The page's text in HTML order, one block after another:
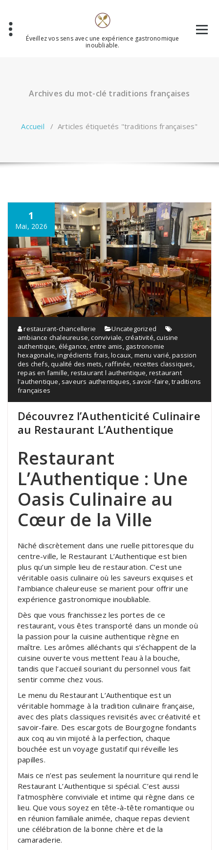
contenu
Éveillez vos sens avec une expérience gastronomique
inoubliable.
Archives du mot-clé traditions françaises
Accueil /Articles étiquetés "traditions françaises"
1
Mai, 2026
restaurant-chancellerie
Uncategorized
ambiance chaleureuse,conviviale, créativité,cuisine
authentique, élégance, entre amis, gastronomie
hexagonale,ingrédients frais,locaux, menu varié,passion
des chefs,qualité des mets, raffinée, recettes classiques,
repas en famille, restaurant l authentique, restaurant
l'authentique, saveurs authentiques, savoir-faire,traditions
françaises
Découvrez l’Authenticité Culinaire
au Restaurant L’Authentique
Restaurant
L’Authentique : Une
Oasis Culinaire au
Cœur de la Ville
Niché discrètement dans une ruelle pittoresque du
centre-ville, le Restaurant L’Authentique est bien
plus qu’un simple lieu de restauration. C’est une
véritable oasis culinaire où les saveurs exquises et
l’ambiance chaleureuse se marient pour offrir une
expérience gastronomique inoubliable.
Dès que vous franchissez les portes de ce
restaurant, vous êtes transporté dans un monde où
la passion pour la cuisine authentique règne en
maître. Les arômes alléchants qui s’échappent de la
cuisine ouverte vous mettent l’eau à la bouche,
tandis que l’accueil souriant du personnel vous fait
sentir comme chez vous.
Le menu du Restaurant L’Authentique est un
véritable hommage à la tradition culinaire française,
avec des plats classiques revisités avec créativité et
savoir-faire. Des escargots de Bourgogne fondants
aux coq au vin mijoté à la perfection, chaque
bouchée est un voyage gustatif qui réveille les
papilles.
Mais ce n’est pas seulement la nourriture qui rend le
Restaurant L’Authentique si spécial. C’est aussi
l’atmosphère conviviale et intime qui règne dans ce
lieu. Que vous soyez en tête-à-tête romantique ou
en réunion familiale animée, chaque repas devient
une célébration de la bonne chère et de la
camaraderie.